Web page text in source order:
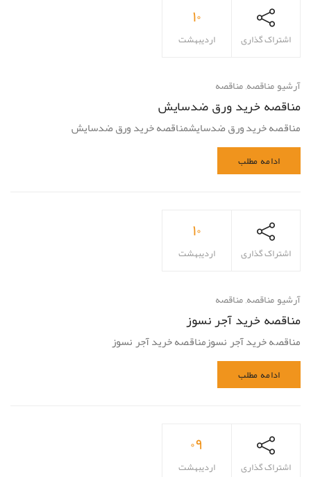
۱۰
اردیبهشت اشتراک گذاری
آرشیو مناقصه مناقصه
مناقصه خرید ورق ضدسایش
مناقصه خرید ورق ضدسایشمناقصه خرید ورق ضدسایش
ادامه مطلب
۱۰
اردیبهشت اشتراک گذاری
آرشیو مناقصه مناقصه
مناقصه خرید آجر نسوز
مناقصه خرید آجر نسوزمناقصه خرید آجر نسوز
ادامه مطلب
۰۹
اردیبهشت اشتراک گذاری